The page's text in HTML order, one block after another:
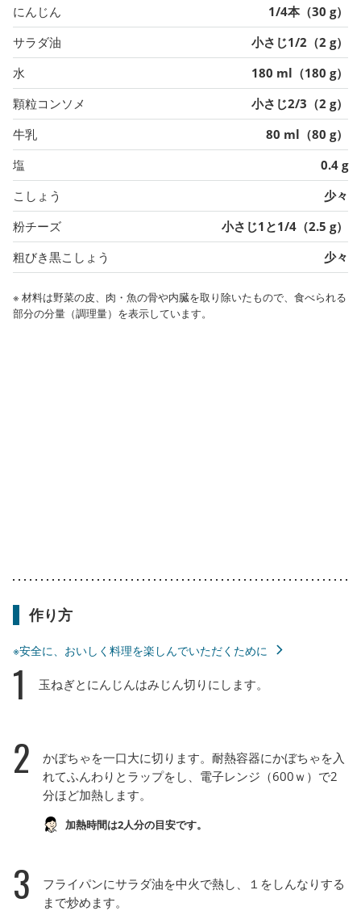
にんじん
1/4本（30 g）
サラダ油
小さじ1/2（2 g）
水
180 ml（180 g）
顆粒コンソメ
小さじ2/3（2 g）
牛乳
80 ml（80 g）
塩
0.4 g
こしょう
少々
粉チーズ
小さじ1と1/4（2.5 g）
粗びき黒こしょう
少々
※ 材料は野菜の皮、肉・魚の骨や内臓を取り除いたもので、食べられる
部分の分量（調理量）を表示しています。
作り方
※安全に、おいしく料理を楽しんでいただくために
1 玉ねぎとにんじんはみじん切りにします。
2
かぼちゃを一口大に切ります。耐熱容器にかぼちゃを入
れてふんわりとラップをし、電子レンジ（600ｗ）で2
分ほど加熱します。
加熱時間は2人分の目安です。
3
フライパンにサラダ油を中火で熱し、１をしんなりする
まで炒めます。